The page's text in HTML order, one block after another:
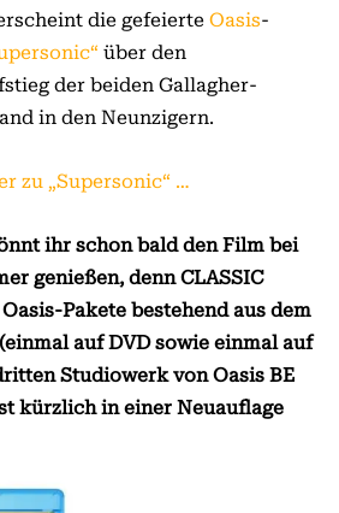
die gefeierte Oasis-
über den
der beiden Gallagher-
in den Neunzigern.
zu „Supersonic“ …
ihr schon bald den Film bei
genießen, denn CLASSIC
Pakete bestehend aus dem
auf DVD sowie einmal auf
Studiowerk von Oasis BE
kürzlich in einer Neuauflage